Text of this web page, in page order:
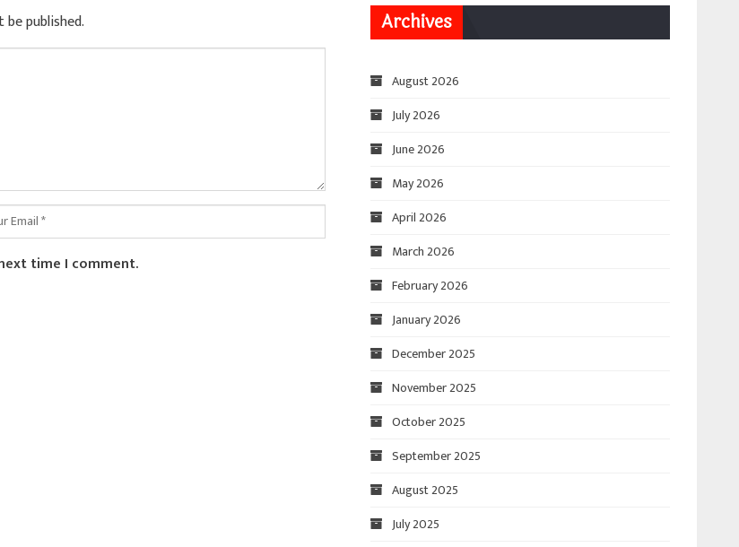
published.
time I comment.
Archives
August 2026
July 2026
June 2026
May 2026
April 2026
March 2026
February 2026
January 2026
December 2025
November 2025
October 2025
September 2025
August 2025
July 2025